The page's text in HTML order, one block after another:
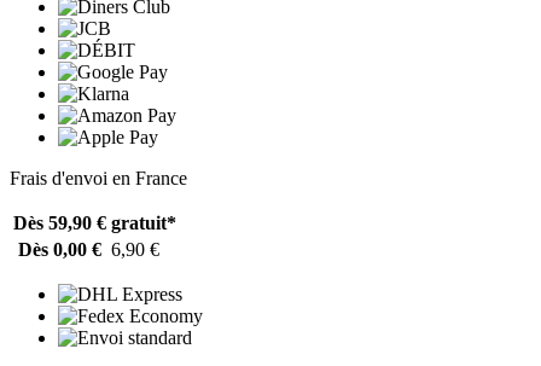
Frais d'envoi en France
Dès 59,90 € gratuit*
Dès 0,00 € 6,90 €